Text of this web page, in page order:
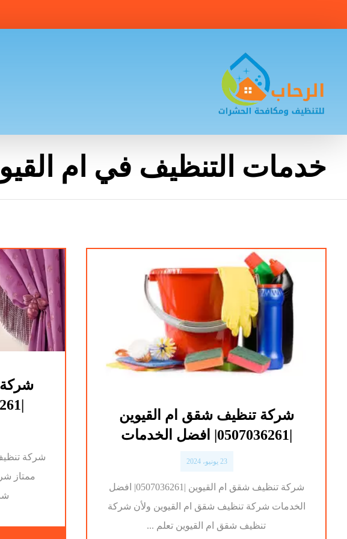
خدمات التنظيف في ام
شركة تنظيف شقق ام القيوين
|0507036261| افضل الخدمات
23 يونيو، 2024
شركة تنظيف شقق ام القيوين |0507036261| افضل
الخدمات شركة تنظيف شقق ام القيوين ولأن شركة
تنظيف شقق ام القيوين تعلم ...
شركة
ممتاز